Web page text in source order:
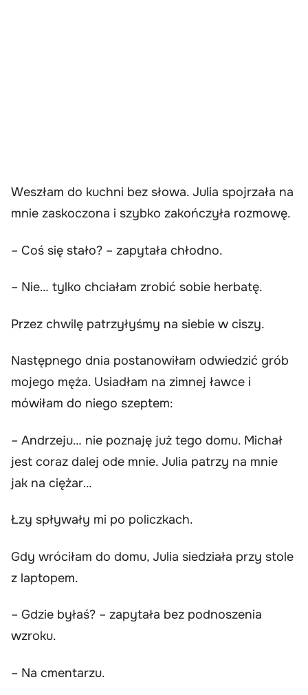
Weszłam do kuchni bez słowa. Julia spojrzała na
mnie zaskoczona i szybko zakończyła rozmowę.
– Coś się stało? – zapytała chłodno.
– Nie… tylko chciałam zrobić sobie herbatę.
Przez chwilę patrzyłyśmy na siebie w ciszy.
Następnego dnia postanowiłam odwiedzić grób
mojego męża. Usiadłam na zimnej ławce i
mówiłam do niego szeptem:
– Andrzeju… nie poznaję już tego domu. Michał
jest coraz dalej ode mnie. Julia patrzy na mnie
jak na ciężar…
Łzy spływały mi po policzkach.
Gdy wróciłam do domu, Julia siedziała przy stole
z laptopem.
– Gdzie byłaś? – zapytała bez podnoszenia
wzroku.
– Na cmentarzu.